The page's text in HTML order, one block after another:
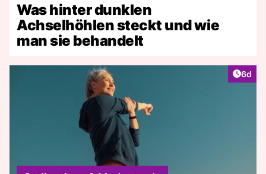
Was hinter dunklen
Achselhöhlen steckt und wie
man sie behandelt
6d